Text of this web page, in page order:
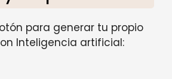
para generar tu propio
Inteligencia artificial: